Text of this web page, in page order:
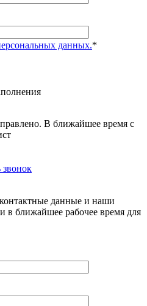
данных.*
В ближайшее время с
звонок
данные и наши
в ближайшее рабочее время для